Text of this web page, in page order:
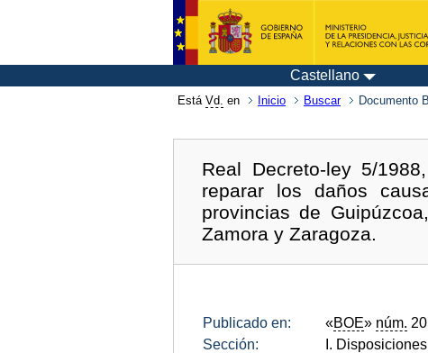
Castellano
Está Vd. en Inicio Buscar Documento
Real Decreto-ley 5/
reparar los daños
provincias de
Zamora y Zaragoza.
Publicado en: «BOE» núm.
Sección:
I.